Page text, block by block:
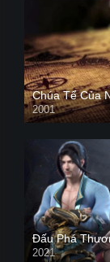
Chúa Tể Của
2001
Đấu Phá
2021